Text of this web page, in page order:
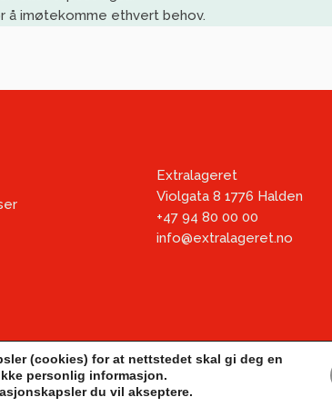
å imøtekomme ethvert behov.
Extralageret
Violgata 8 1776 Halden
+47 94 80 00 00
info@extralageret.no
2025 Extralageret AS |Nettbutikk av GP Marked
(cookies) for at nettstedet skal gi deg en
personlig informasjon.
du vil akseptere.